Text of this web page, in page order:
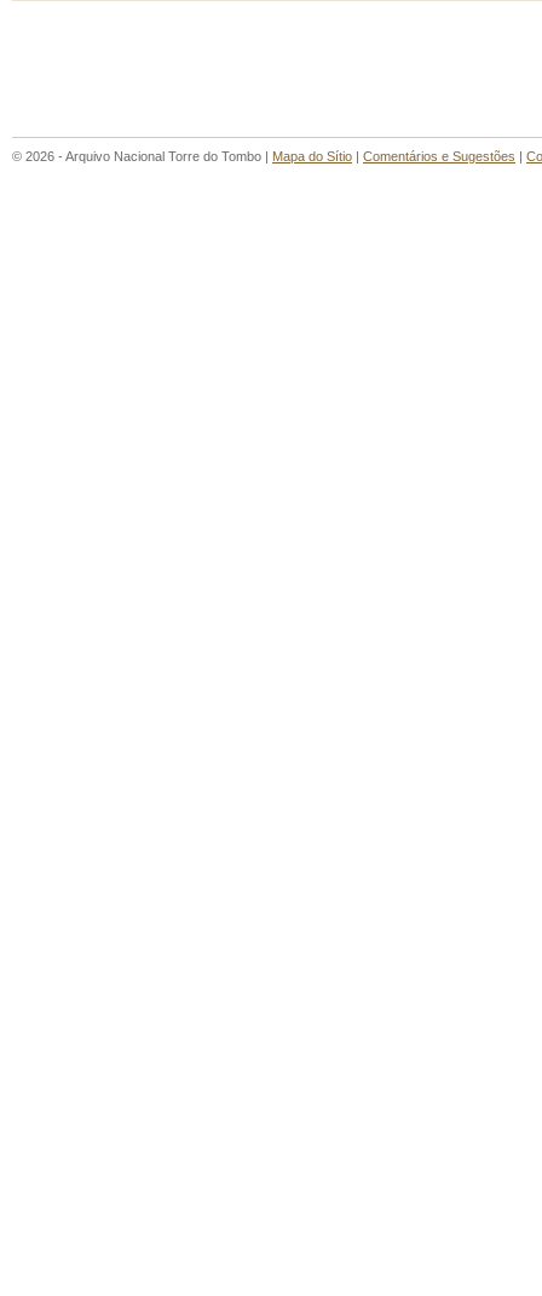
© 2026 - Arquivo Nacional Torre do Tombo | Mapa do Sítio | Comentários e Sugestões |